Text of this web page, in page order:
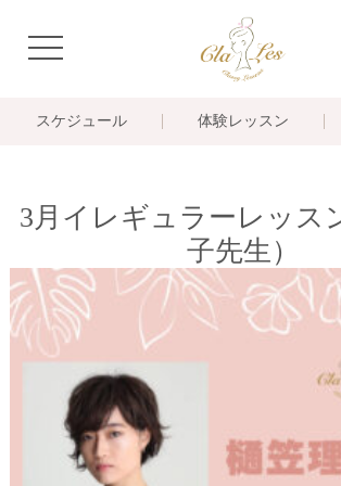
navigation
スケジュール 体験レッスン
3月イレギュラーレッス
子先生）